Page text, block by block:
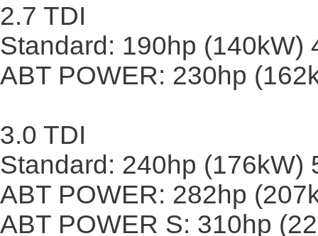
2.7 TDI
Standard: 190hp (140kW)
ABT POWER: 230hp
3.0 TDI
Standard: 240hp (176kW)
ABT POWER: 282hp
ABT POWER S: 310hp